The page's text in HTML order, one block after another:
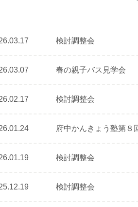
検討調整会
春の親子バス見学会
検討調整会
府中かんきょう塾第８
検討調整会
検討調整会